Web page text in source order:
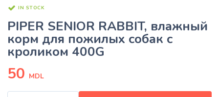
IN STOCK
PIPER SENIOR RABBIT, влажный
корм для пожилых собак с
кроликом 400G
50 MDL